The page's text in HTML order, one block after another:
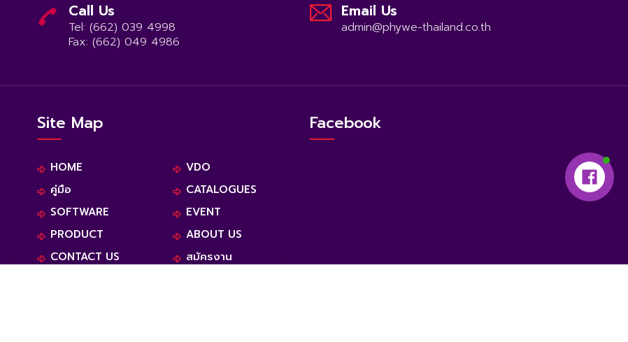
Call Us
Tel: (662) 039 4998
Fax: (662) 049 4986
Email Us
admin@phywe-thailand.co.th
Site Map
HOME
VDO
คู่มือ
CATALOGUES
SOFTWARE
EVENT
PRODUCT
ABOUT US
CONTACT US
สมัครงาน
Facebook